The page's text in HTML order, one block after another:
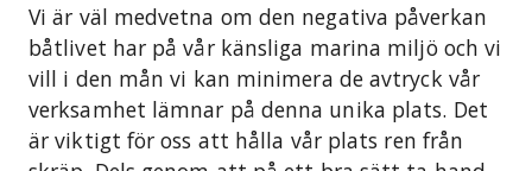
Vi är väl medvetna om den negativa påverkan
båtlivet har på vår känsliga marina miljö och vi
vill i den mån vi kan minimera de avtryck vår
verksamhet lämnar på denna unika plats. Det
är viktigt för oss att hålla vår plats ren från